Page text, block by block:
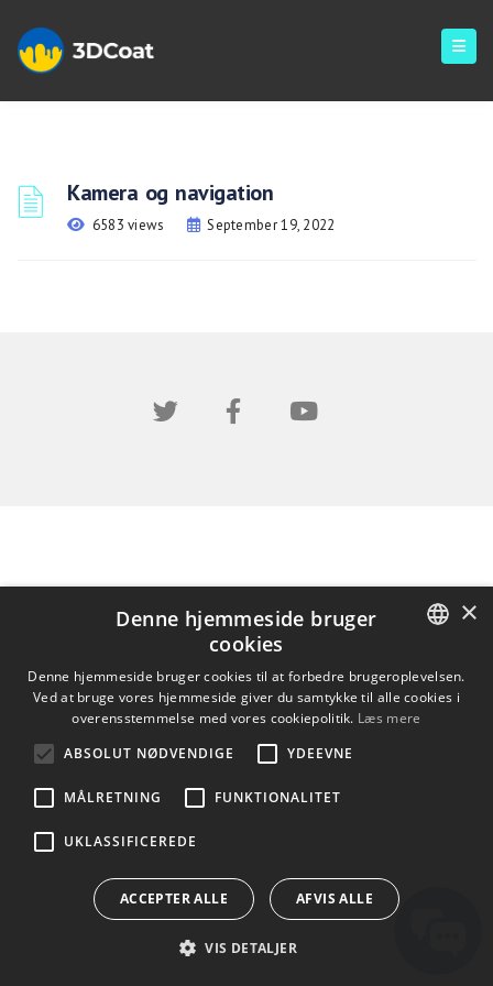
Kamera og navigation
6583 views September 19, 2022
ENGLISH
ESTONIAN
×
Denne hjemmeside bruger
cookies
Denne hjemmeside bruger cookies til at forbedre brugeroplevelsen.
Ved at bruge vores hjemmeside giver du samtykke til alle cookies i
overensstemmelse med vores cookiepolitik. Læs mere
ABSOLUT NØDVENDIGE
YDEEVNE
MÅLRETNING FUNKTIONALITET
UKLASSIFICEREDE
ACCEPTER ALLE AFVIS ALLE
VIS DETALJER